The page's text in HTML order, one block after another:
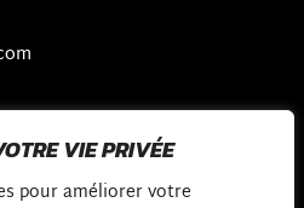
VIE PRIVÉE
pour améliorer votre